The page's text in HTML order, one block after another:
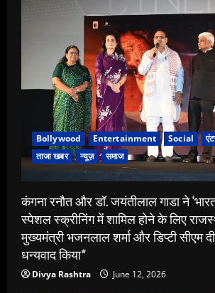
Bollywood Entertainment Social
ताजा खबर
न्यूज़ समाज
कंगना रनौत और डॉ. जयंतीलाल गाडा ने ‘भारत
स्पेशल स्क्रीनिंग में शामिल होने के लिए
मुख्यमंत्री भजनलाल शर्मा और डिप्टी सीएम
धन्यवाद किया*
Divya Rashtra June 12, 2026